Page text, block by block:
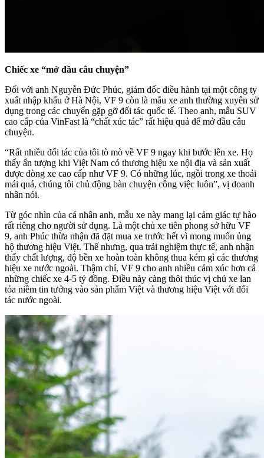
Chiếc xe “mở đầu câu chuyện”
Đối với anh Nguyễn Đức Phúc, giám đốc điều hành tại một công ty
xuất nhập khẩu ở Hà Nội, VF 9 còn là mẫu xe anh thường xuyên sử
dụng trong các chuyến gặp gỡ đối tác quốc tế. Theo anh, mẫu SUV
cao cấp của VinFast là “chất xúc tác” rất hiệu quả để mở đầu câu
chuyện.
“Rất nhiều đối tác của tôi tò mò về VF 9 ngay khi bước lên xe. Họ
thấy ấn tượng khi Việt Nam có thương hiệu xe nội địa và sản xuất
được dòng xe cao cấp như VF 9. Có những lúc, ngồi trong xe thoải
mái quá, chúng tôi chủ động bàn chuyện công việc luôn”, vị doanh
nhân nói.
Từ góc nhìn của cá nhân anh, mẫu xe này mang lại cảm giác tự hào
rất riêng cho người sử dụng. Là một chủ xe tiên phong sở hữu VF
9, anh Phúc thừa nhận đã đặt mua xe trước hết vì mong muốn ủng
hộ thương hiệu Việt. Thế nhưng, qua trải nghiệm thực tế, anh nhận
thấy chất lượng, độ bền xe hoàn toàn không thua kém gì các thương
hiệu xe nước ngoài. Thậm chí, VF 9 cho anh nhiều cảm xúc hơn cả
những chiếc xe 4-5 tỷ đồng. Điều này càng thôi thúc vị chủ xe lan
tỏa niềm tin tưởng vào sản phẩm Việt và thương hiệu Việt với đối
tác nước ngoài.